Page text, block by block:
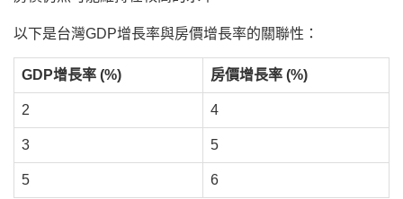
以下是台灣GDP增長率與房價增長率的關聯性：
GDP增長率 (%) 房價增長率 (%)
2 4
3 5
5 6